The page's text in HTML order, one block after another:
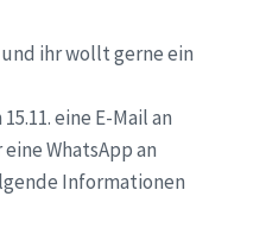
ihr wollt gerne ein
eine E-Mail an
WhatsApp an
Informationen